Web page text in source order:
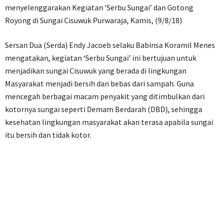
menyelenggarakan Kegiatan ‘Serbu Sungai’ dan Gotong
Royong di Sungai Cisuwuk Purwaraja, Kamis, (9/8/18)
Sersan Dua (Serda) Endy Jacoeb selaku Babinsa Koramil Menes
mengatakan, kegiatan ‘Serbu Sungai’ ini bertujuan untuk
menjadikan sungai Cisuwuk yang berada di lingkungan
Masyarakat menjadi bersih dan bebas dari sampah. Guna
mencegah berbagai macam penyakit yang ditimbulkan dari
kotornya sungai seperti Demam Berdarah (DBD), sehingga
kesehatan lingkungan masyarakat akan terasa apabila sungai
itu bersih dan tidak kotor.